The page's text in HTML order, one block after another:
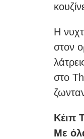
Η
στον
στο
Κέιπ
Με